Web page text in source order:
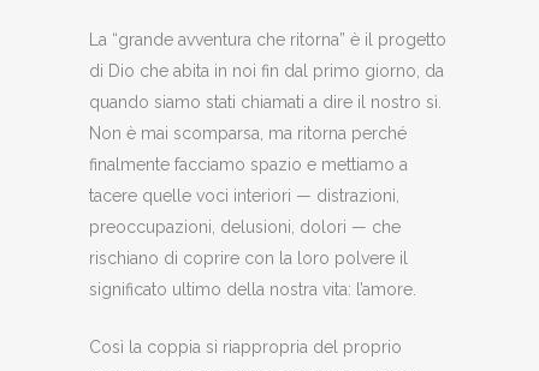
La “grande avventura che ritorna” è il progetto
di Dio che abita in noi fin dal primo giorno, da
quando siamo stati chiamati a dire il nostro sì.
Non è mai scomparsa, ma ritorna perché
finalmente facciamo spazio e mettiamo a
tacere quelle voci interiori — distrazioni,
preoccupazioni, delusioni, dolori — che
rischiano di coprire con la loro polvere il
significato ultimo della nostra vita: l’amore.
Così la coppia si riappropria del proprio